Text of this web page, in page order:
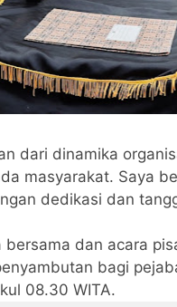
dari dinamika
masyarakat. Saya
dedikasi dan
dan acara
bagi
08.30 WITA.